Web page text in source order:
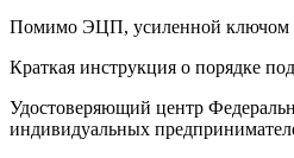
Помимо ЭЦП, усиленной ключом
Краткая инструкция о порядке
Удостоверяющий центр
индивидуальных